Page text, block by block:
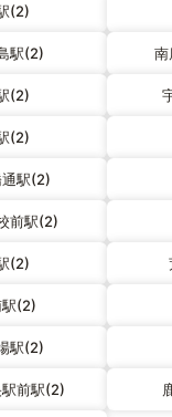
(2)
駅(2) 南
(2)
(2)
駅(2)
前駅(2)
(2)
(2)
駅(2)
前駅(2)